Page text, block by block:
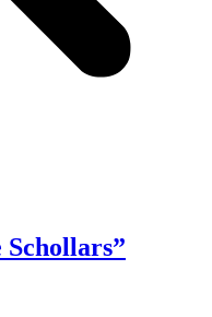
Schollars”